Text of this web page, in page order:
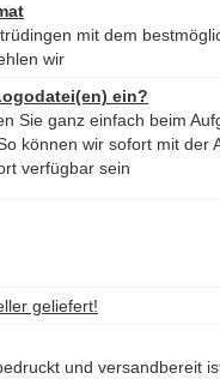
mit dem
wir
ein?
Sie ganz einfach beim
können wir sofort mit der
verfügbar sein
geliefert!
und versandbereit